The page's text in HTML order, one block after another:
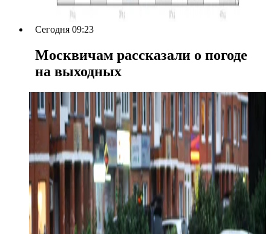
Сегодня 09:23
Москвичам рассказали о погоде
на выходных